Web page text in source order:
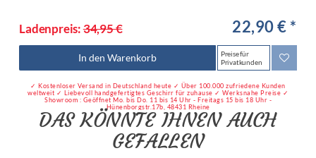
Ladenpreis:34,95 € 22,90 € *
In den Warenkorb
Preise für
Privatkunden
✓ Kostenloser Versand in Deutschland heute ✓ Über 100.000 zufriedene Kunden
weltweit ✓ Liebevoll handgefertigtes Geschirr für zuhause ✓ Werksnahe Preise ✓
Showroom : Geöffnet Mo. bis Do. 11 bis 14 Uhr - Freitags 15 bis 18 Uhr -
Hünenborgstr.17b, 48431 Rheine
DAS KÖNNTE IHNEN AUCH
GEFALLEN